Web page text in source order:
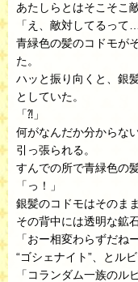
あたしらとはそこそこ
「え、敵対してるって…
青緑色の髪のコドモが
た。
ハッと振り向くと、銀
としていた。
「⁈」
何がなんだか分からな
引っ張られる。
すんでの所で青緑色の
「っ！」
銀髪のコドモはそのま
その背中には透明な鉱
「おー相変わらずだねー
“ゴシェナイト”、とル
「コランダム一族のル